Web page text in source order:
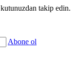
takip edin.
Abone ol